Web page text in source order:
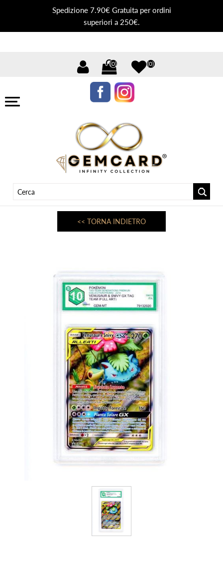
Spedizione 7.90€ Gratuita per ordini
superiori a 250€.
(0) (0)
<< TORNA INDIETRO